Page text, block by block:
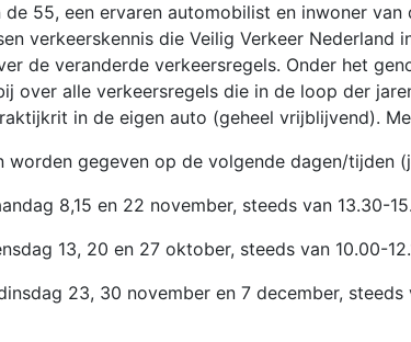
de 55, een ervaren automobilist en inwoner
verkeerskennis die Veilig Verkeer
de veranderde verkeersregels. Onder het
over alle verkeersregels die in de loop der
in de eigen auto (geheel vrijblijvend).
worden gegeven op de volgende dagen/tijden
8,15 en 22 november, steeds van 13.30-
13, 20 en 27 oktober, steeds van 10.00-
23, 30 november en 7 december, steeds